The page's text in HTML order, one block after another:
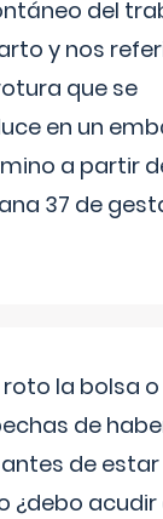
del
y nos
que se
en un
a partir
37 de
roto la bolsa
de
de
¿debo acudir